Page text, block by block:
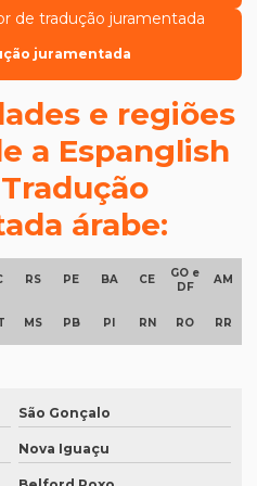
em BH
em campinas
juramentada
e regiões
a Espanglish
árabe:
RS PE BA CE
GO e
DF
AM
MS PB PI RN RO RR
São Gonçalo
Nova Iguaçu